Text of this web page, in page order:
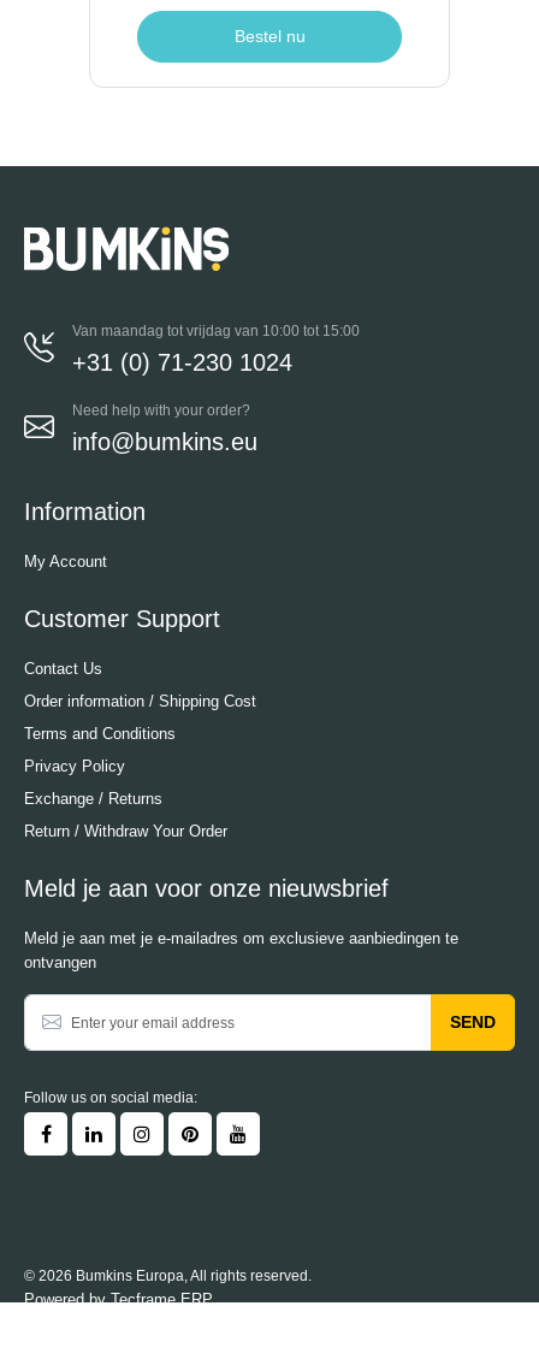
Bestel nu
Van maandag tot vrijdag van 10:00 tot 15:00
+31 (0) 71-230 1024
Need help with your order?
info@bumkins.eu
Information
My Account
Customer Support
Contact Us
Order information / Shipping Cost
Terms and Conditions
Privacy Policy
Exchange / Returns
Return / Withdraw Your Order
Meld je aan voor onze nieuwsbrief
Meld je aan met je e-mailadres om exclusieve aanbiedingen te
ontvangen
SEND
Follow us on social media:
© 2026 Bumkins Europa, All rights reserved.
Powered byTecframe ERP